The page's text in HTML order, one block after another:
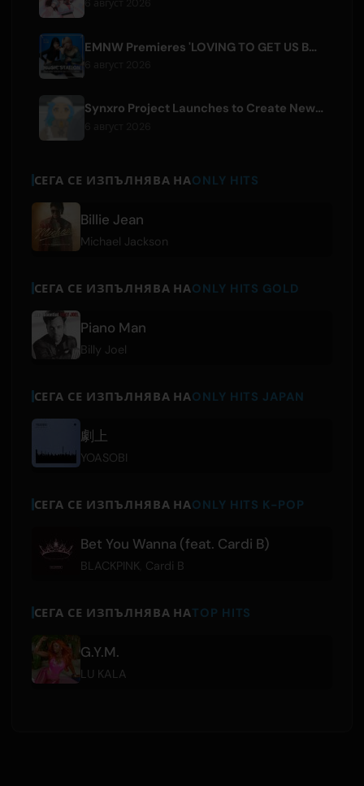
EMNW Premieres 'LOVING TO GET US BY' Music Video on August 7
Synxro Project Launches to Create New IP from Fictional Anime Openings
СЕГА СЕ ИЗПЪЛНЯВА НАONLY HITS
Billie Jean
Michael Jackson
СЕГА СЕ ИЗПЪЛНЯВА НАONLY HITS GOLD
Piano Man
Billy Joel
СЕГА СЕ ИЗПЪЛНЯВА НАONLY HITS JAPAN
劇上
YOASOBI
СЕГА СЕ ИЗПЪЛНЯВА НАONLY HITS K-POP
Bet You Wanna (feat. Cardi B)
BLACKPINK Cardi B
СЕГА СЕ ИЗПЪЛНЯВА НАTOP HITS
G.Y.M.
LU KALA